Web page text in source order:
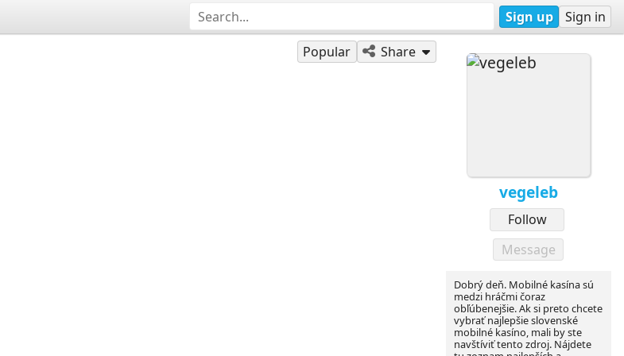
Sign up Sign in
vegeleb
Follow
Message
Dobrý deň. Mobilné kasína sú
medzi hráčmi čoraz
obľúbenejšie. Ak si preto chcete
vybrať najlepšie slovenské
mobilné kasíno, mali by ste
navštíviť tento zdroj. Nájdete
Popular
Share